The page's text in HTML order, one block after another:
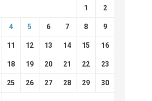
1 2
4 5 6 7 8 9
11 12 13 14 15 16
18 19 20 21 22 23
25 26 27 28 29 30